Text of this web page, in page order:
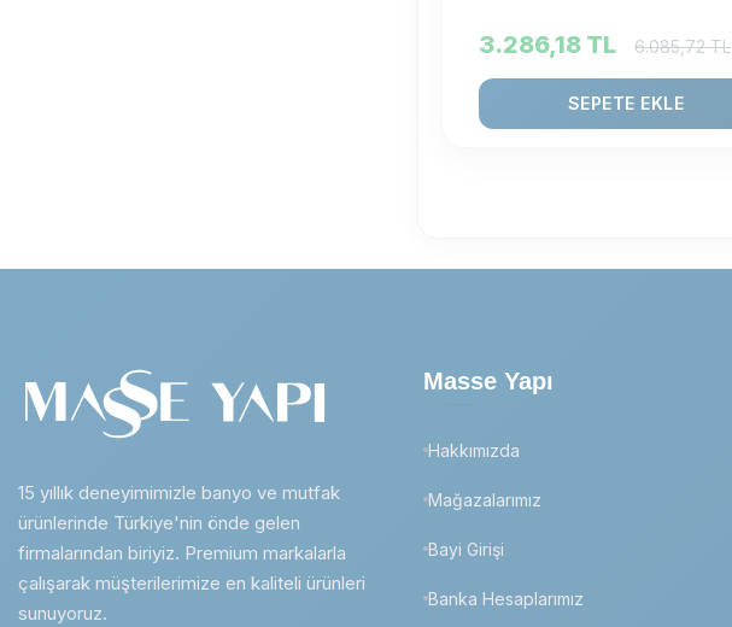
3.286,18 TL 6.085,72TL
SEPETE EKLE
15 yıllık deneyimimizle banyo ve mutfak
ürünlerinde Türkiye'nin önde gelen
firmalarından biriyiz. Premium markalarla
çalışarak müşterilerimize en kaliteli ürünleri
sunuyoruz.
Masse Yapı
Hakkımızda
Mağazalarımız
Bayi Girişi
Banka Hesaplarımız